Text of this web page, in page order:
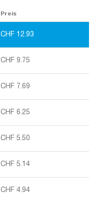
Preis
CHF 12.93
CHF 9.75
CHF 7.69
CHF 6.25
CHF 5.50
CHF 5.14
CHF 4.94